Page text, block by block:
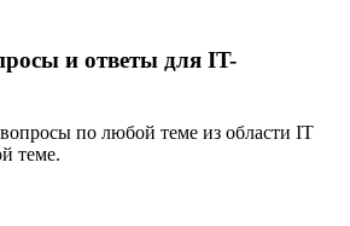
и ответы для IT-
по любой теме из области IT
теме.